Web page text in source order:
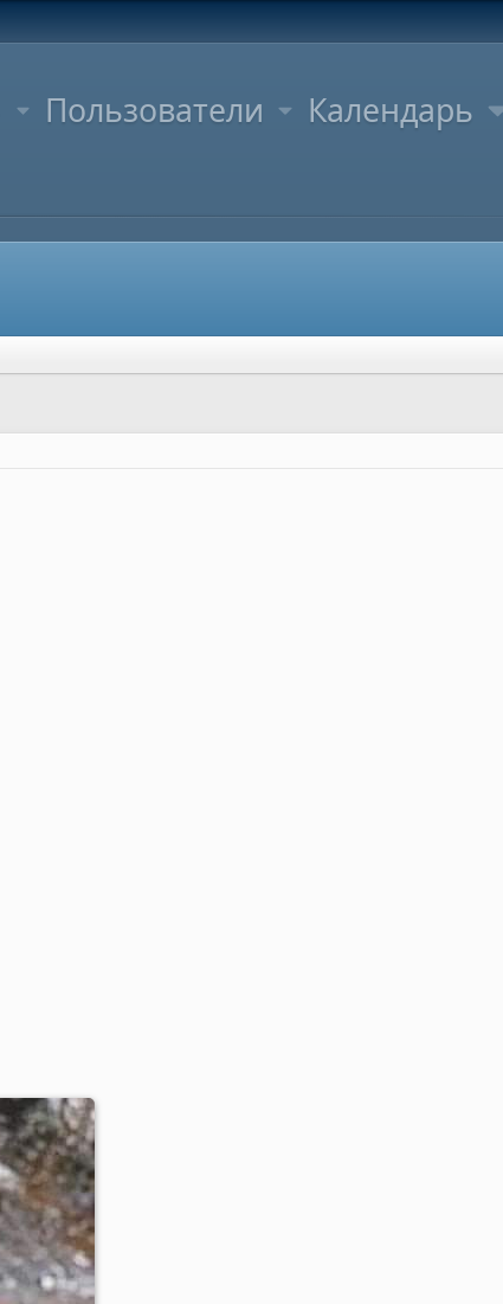
Пользователи Календарь